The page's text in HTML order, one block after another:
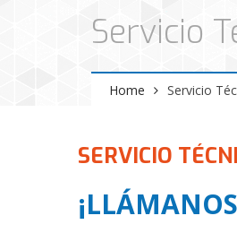
Servicio
Home Servicio
SERVICIO